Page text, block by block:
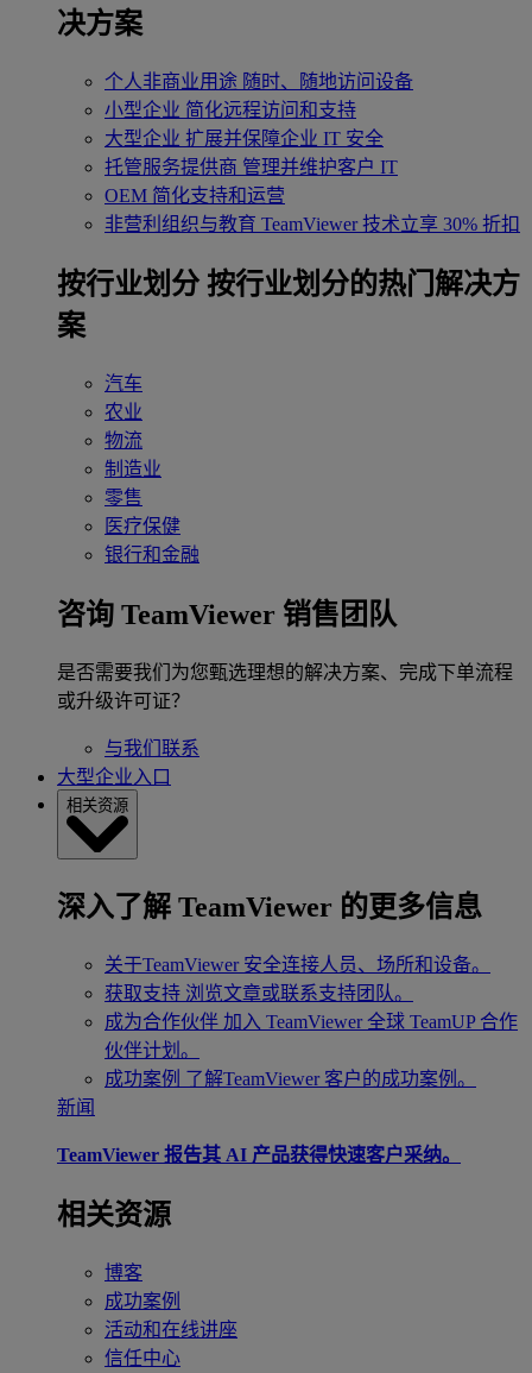
决方案
个人非商业用途 随时、随地访问设备
小型企业 简化远程访问和支持
大型企业 扩展并保障企业 IT 安全
托管服务提供商 管理并维护客户 IT
OEM 简化支持和运营
非营利组织与教育 TeamViewer 技术立享 30% 折扣
‌按行业划分 按行业划分的热门解决方
案
汽车
农业
物流
制造业
零售
医疗保健
银行和金融
咨询 TeamViewer 销售团队
是否需要我们为您甄选理想的解决方案、完成下单流程
或升级许可证？
与我们联系
大型企业入口
相关资源
深入了解 TeamViewer 的更多信息
关于TeamViewer 安全连接人员、场所和设备。
获取支持 浏览文章或联系支持团队。
成为合作伙伴 加入 TeamViewer 全球 TeamUP 合作
伙伴计划。
成功案例 了解TeamViewer 客户的成功案例。
新闻
TeamViewer 报告其 AI 产品获得快速客户采纳。
相关资源
博客
成功案例
活动和在线讲座
信任中心